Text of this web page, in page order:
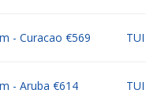
- Curacao €569 TUI
- Aruba €614 TUI